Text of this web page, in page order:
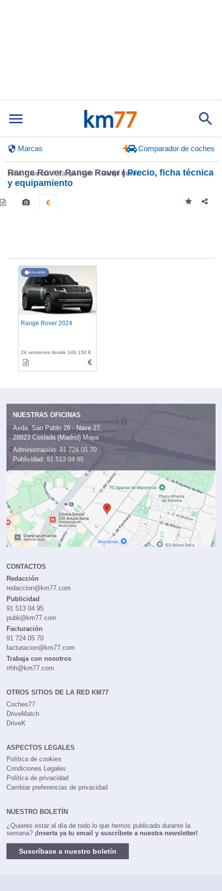
Marcas Comparador de coches
Inicio Marcas Range Rover Range Rover
Range Rover Range Rover |Precio, ficha técnica
y equipamiento
A la venta
Range Rover 2024
24 versiones desde 149.150 €
NUESTRAS OFICINAS
Avda. San Pablo 28 - Nave 27,
28823 Coslada (Madrid) Mapa
Administración: 91 724 05 70
Publicidad: 91 513 04 95
CONTACTOS
Redacción
redaccion@km77.com
Publicidad
91 513 04 95
publi@km77.com
Facturación
91 724 05 70
facturacion@km77.com
Trabaja con nosotros
rrhh@km77.com
OTROS SITIOS DE LA RED KM77
Coches77
DriveMatch
DriveK
ASPECTOS LEGALES
Política de cookies
Condiciones Legales
Política de privacidad
Cambiar preferencias de privacidad
NUESTRO BOLETÍN
¿Quieres estar al día de todo lo que hemos publicado durante la
semana? ¡Inserta ya tu email y suscríbete a nuestra newsletter!
Suscríbase a nuestro boletín